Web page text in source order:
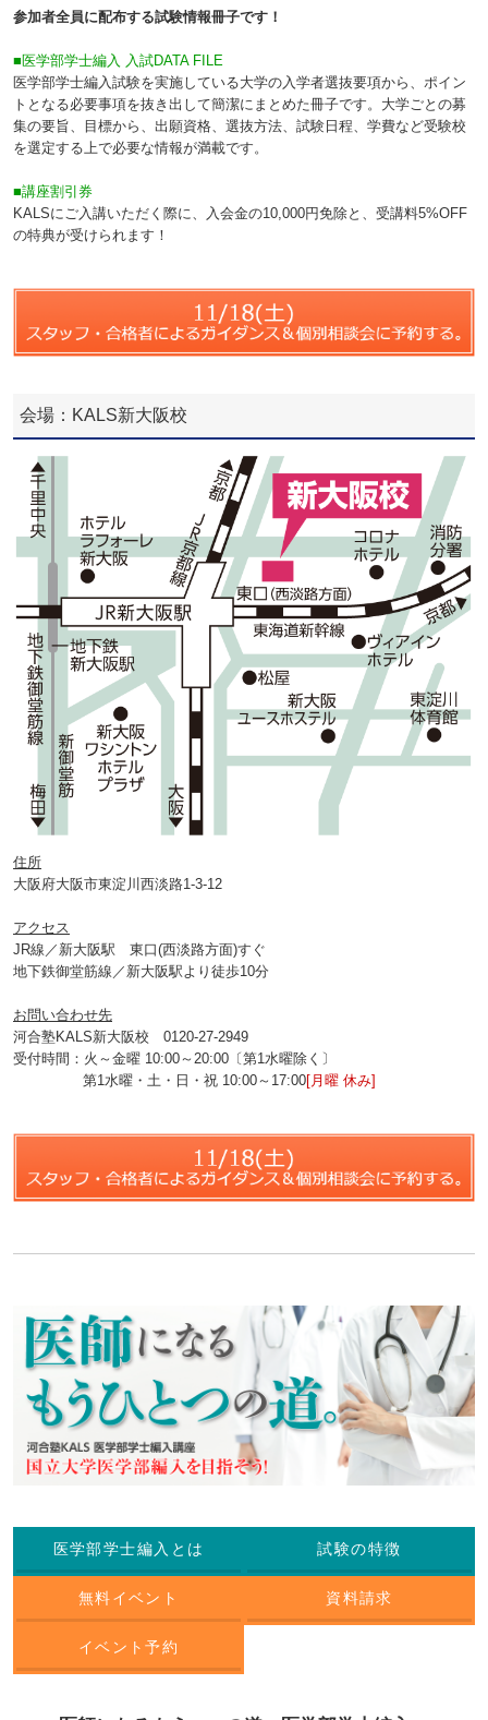
参加者全員に配布する試験情報冊子です！
■医学部学士編入 入試DATA FILE
医学部学士編入試験を実施している大学の入学者選抜要項から、ポイン
トとなる必要事項を抜き出して簡潔にまとめた冊子です。大学ごとの募
集の要旨、目標から、出願資格、選抜方法、試験日程、学費など受験校
を選定する上で必要な情報が満載です。
■講座割引券
KALSにご入講いただく際に、入会金の10,000円免除と、受講料5%OFF
の特典が受けられます！
会場：KALS新大阪校
住所
大阪府大阪市東淀川西淡路1‐3‐12
アクセス
JR線／新大阪駅 東口(西淡路方面)すぐ
地下鉄御堂筋線／新大阪駅より徒歩10分
お問い合わせ先
河合塾KALS新大阪校 0120‐27‐2949
受付時間：火～金曜 10:00～20:00〔第1水曜除く〕
第1水曜・土・日・祝 10:00～17:00[月曜 休み]
医学部学士編入とは 試験の特徴
無料イベント 資料請求
イベント予約